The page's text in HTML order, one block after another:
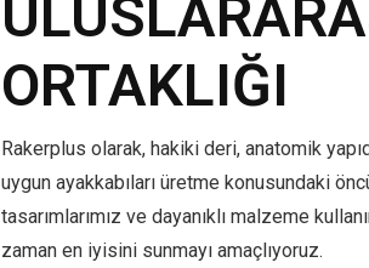
ORTAKLIĞI
Rakerplus olarak, hakiki deri, anatomik
uygun ayakkabıları üretme konusundaki
tasarımlarımız ve dayanıklı malzeme
zaman en iyisini sunmayı amaçlıyoruz.